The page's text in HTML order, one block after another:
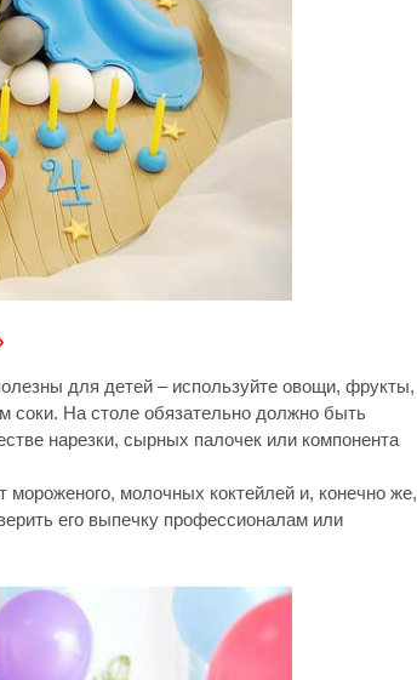
для детей – используйте овощи, фрукты,
соки. На столе обязательно должно быть
нарезки, сырных палочек или компонента
мороженого, молочных коктейлей и, конечно же,
его выпечку профессионалам или